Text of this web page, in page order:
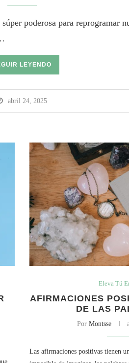
poderosa para reprogramar
LEYENDO
abril 24, 2025
Eleva Tú
AFIRMACIONES
DE LAS
Por Montsse
Las afirmaciones positivas tienen